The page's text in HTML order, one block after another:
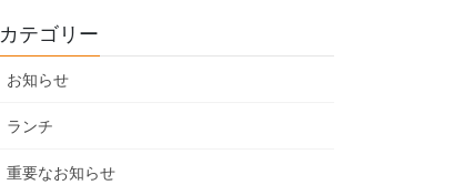
カテゴリー
お知らせ
ランチ
重要なお知らせ